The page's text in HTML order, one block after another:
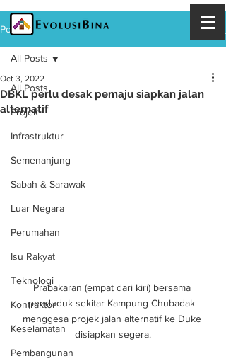
Post
All Posts
Projek
Infrastruktur
Semenanjung
Sabah & Sarawak
Luar Negara
Perumahan
Isu Rakyat
Teknologi
Kontraktor
Keselamatan
Pembangunan
All Posts
DBKL perlu desak pemaju siapkan jalan
alternatif
Oct 3, 2022
Prabakaran (empat dari kiri) bersama
penduduk sekitar Kampung Chubadak
menggesa projek jalan alternatif ke Duke
disiapkan segera.